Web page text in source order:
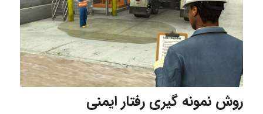
روش نمونه گیری رفتار ایمنی